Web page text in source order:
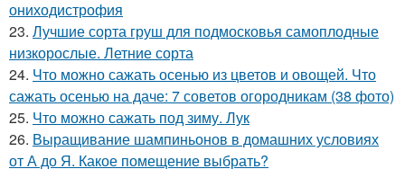
ониходистрофия
23. Лучшие сорта груш для подмосковья самоплодные
низкорослые. Летние сорта
24. Что можно сажать осенью из цветов и овощей. Что
сажать осенью на даче: 7 советов огородникам (38 фото)
25. Что можно сажать под зиму. Лук
26. Выращивание шампиньонов в домашних условиях
от А до Я. Какое помещение выбрать?